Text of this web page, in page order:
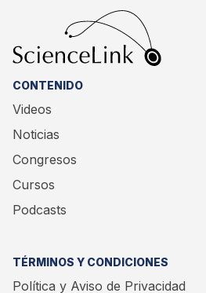
CONTENIDO
Videos
Noticias
Congresos
Cursos
Podcasts
TÉRMINOS Y CONDICIONES
Política y Aviso de Privacidad